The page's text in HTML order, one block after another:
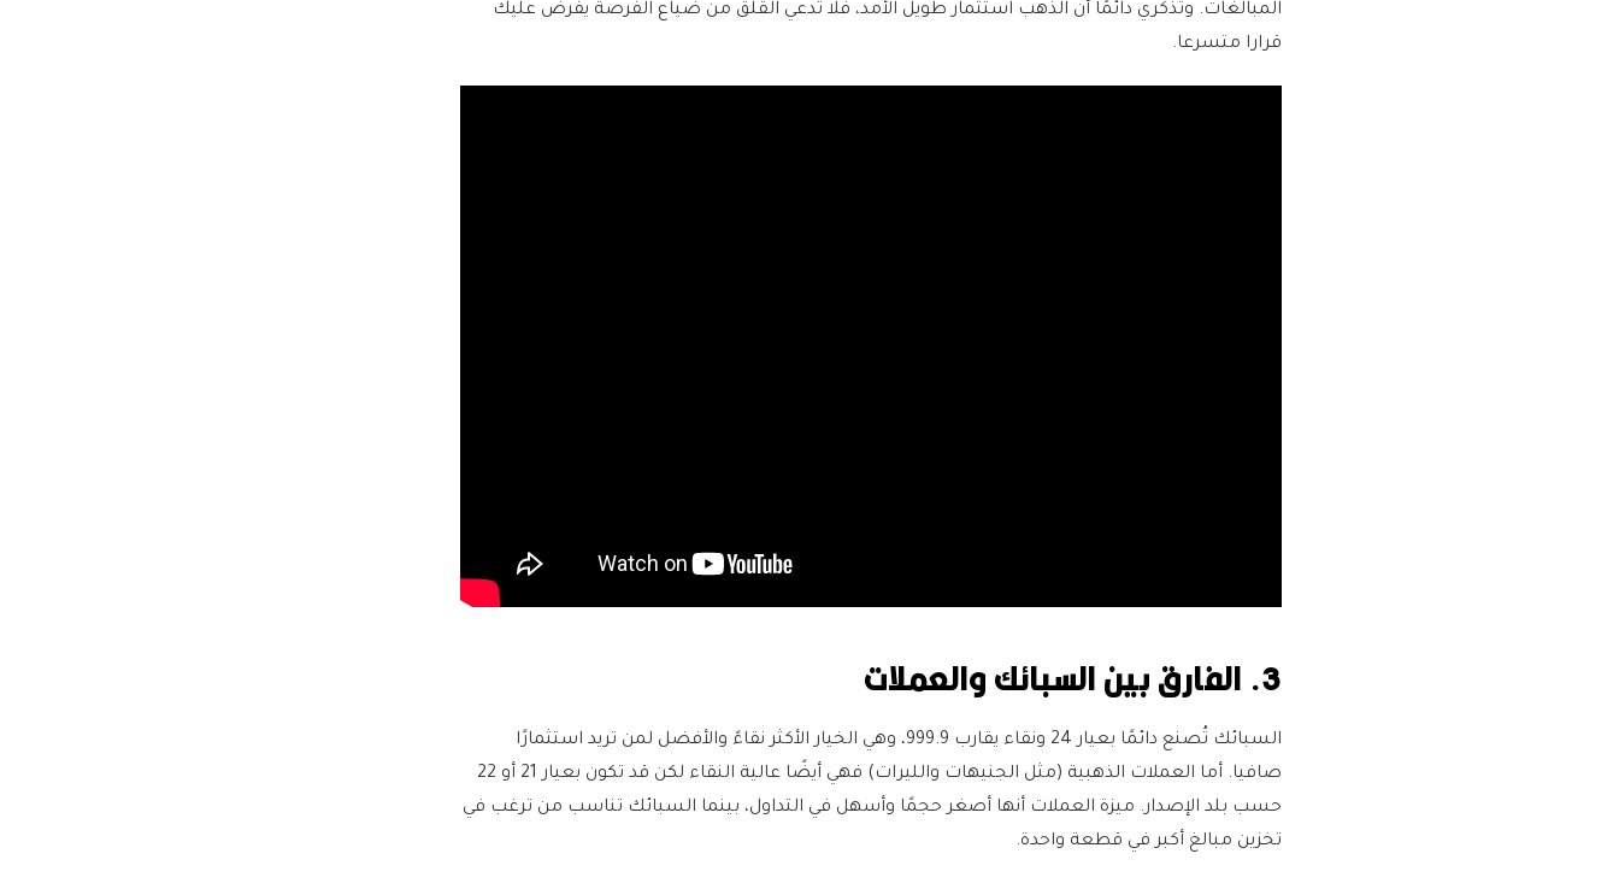
المبالغات. وتذكري دائمًا أن الذهب استثمار طويل الأمد، فلا تدعي القلق من ضياع الفرصة يفرض عليك
قرارا متسرعا.
3. الفارق بين السبائك والعملات
السبائك تُصنع دائمًا بعيار 24 ونقاء يقارب 999.9، وهي الخيار الأكثر نقاءً والأفضل لمن تريد استثمارًا
صافيا. أما العملات الذهبية (مثل الجنيهات والليرات) فهي أيضًا عالية النقاء لكن قد تكون بعيار 21 أو 22
حسب بلد الإصدار. ميزة العملات أنها أصغر حجمًا وأسهل في التداول، بينما السبائك تناسب من ترغب في
تخزين مبالغ أكبر في قطعة واحدة.